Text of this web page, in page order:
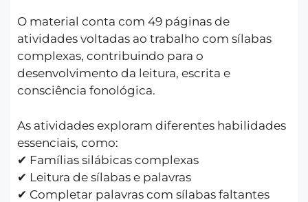
O material conta com 49 páginas de
atividades voltadas ao trabalho com sílabas
complexas, contribuindo para o
desenvolvimento da leitura, escrita e
consciência fonológica.
As atividades exploram diferentes habilidades
essenciais, como:
✔ Famílias silábicas complexas
✔ Leitura de sílabas e palavras
✔ Completar palavras com sílabas faltantes